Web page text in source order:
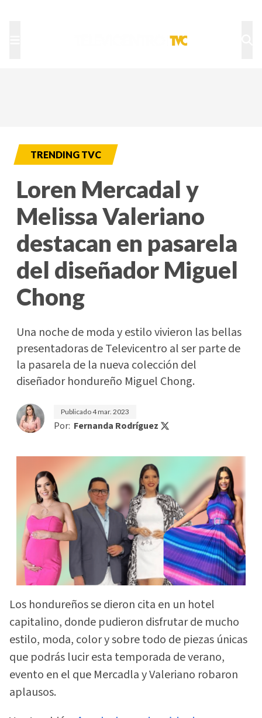
TRENDING TVC
Loren Mercadal y
Melissa Valeriano
destacan en pasarela
del diseñador Miguel
Chong
Una noche de moda y estilo vivieron las bellas
presentadoras de Televicentro al ser parte de
la pasarela de la nueva colección del
diseñador hondureño Miguel Chong.
Publicado4 mar. 2023
Por: Fernanda Rodríguez
Los hondureños se dieron cita en un hotel
capitalino, donde pudieron disfrutar de mucho
estilo, moda, color y sobre todo de piezas únicas
que podrás lucir esta temporada de verano,
evento en el que Mercadla y Valeriano robaron
aplausos.